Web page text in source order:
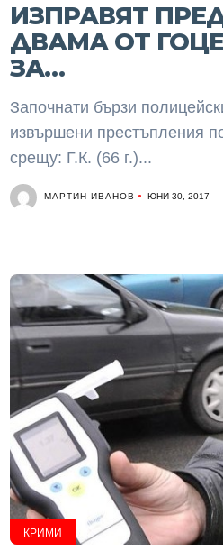
ИЗПРАВЯТ
ДВАМА ОТ
ЗА…
Започнати бързи
извършени престъпления
срещу: Г.К. (66 г.)...
МАРТИН ИВАНОВ ЮНИ 30, 2017
КРИМИ